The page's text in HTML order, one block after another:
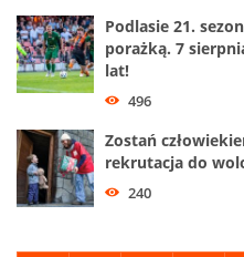
Podlasie 21.
porażką. 7
lat!
496
Zostań
rekrutacja do
240